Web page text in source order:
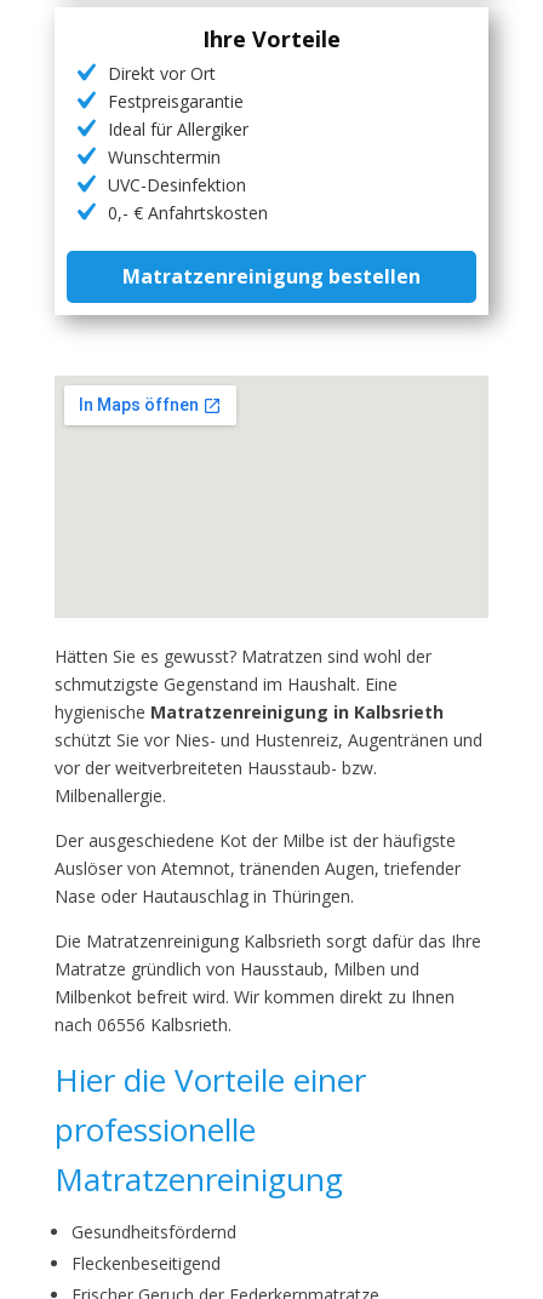
Ihre Vorteile
Direkt vor Ort
Festpreisgarantie
Ideal für Allergiker
Wunschtermin
UVC-Desinfektion
0,- € Anfahrtskosten
Matratzenreinigung bestellen
Hätten Sie es gewusst? Matratzen sind wohl der
schmutzigste Gegenstand im Haushalt. Eine
hygienische Matratzenreinigung in Kalbsrieth
schützt Sie vor Nies- und Hustenreiz, Augentränen und
vor der weitverbreiteten Hausstaub- bzw.
Milbenallergie.
Der ausgeschiedene Kot der Milbe ist der häufigste
Auslöser von Atemnot, tränenden Augen, triefender
Nase oder Hautauschlag in Thüringen.
Die Matratzenreinigung Kalbsrieth sorgt dafür das Ihre
Matratze gründlich von Hausstaub, Milben und
Milbenkot befreit wird. Wir kommen direkt zu Ihnen
nach 06556 Kalbsrieth.
Hier die Vorteile einer
professionelle
Matratzenreinigung
Gesundheitsfördernd
Fleckenbeseitigend